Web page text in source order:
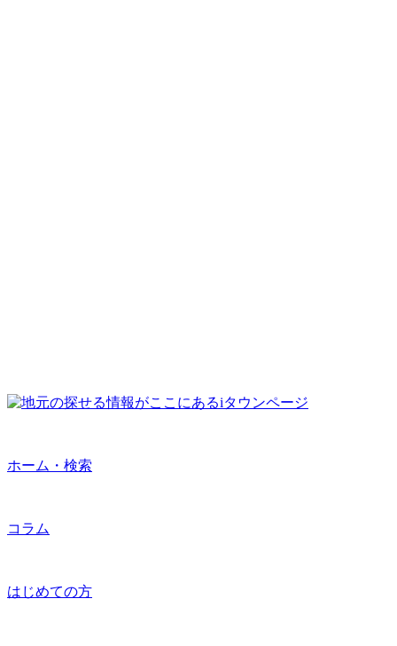
ホーム・検索
コラム
はじめての方